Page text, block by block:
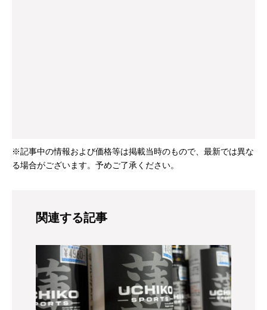
※記事中の情報および価格等は掲載当時のもので、最新では異な
る場合がございます。予めご了承ください。
関連する記事